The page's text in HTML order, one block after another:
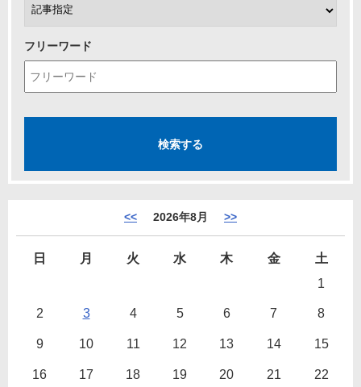
フリーワード
<< 2026年8月 >>
日 月 火 水 木 金
土
1
2 3 4 5 6 7 8
9 10 11 12 13 14 15
16 17 18 19 20 21 22